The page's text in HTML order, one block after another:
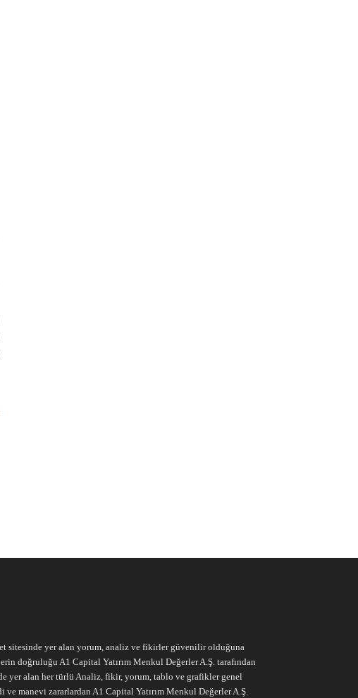
sitesinde yer alan yorum, analiz ve fikirler güvenilir olduğuna
doğruluğu A1 Capital Yatırım Menkul Değerler A.Ş. tarafından
yer alan her türlü Analiz, fikir, yorum, tablo ve grafikler genel
manevi zararlardan A1 Capital Yatırım Menkul Değerler A.Ş.